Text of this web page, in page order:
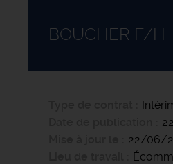
BOUCHER F/H
22/06/